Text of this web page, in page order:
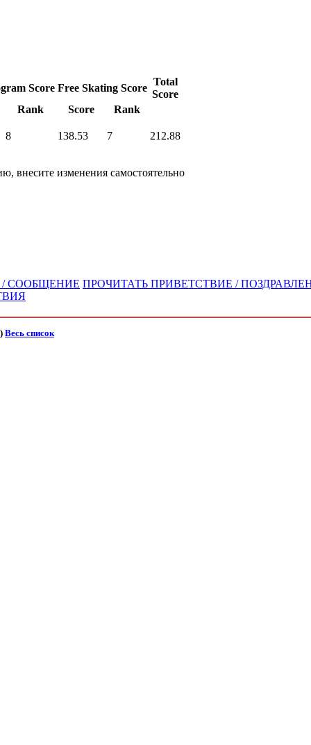
Score Free Skating Score
Total
Score
Rank
Score Rank
8 138.53 7 212.88
изменения самостоятельно
/ СООБЩЕНИЕ ПРОЧИТАТЬ ПРИВЕТСТВИЕ /
Весь список